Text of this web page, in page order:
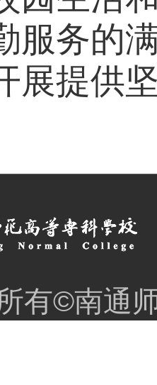
服务的
展提供
有©南通